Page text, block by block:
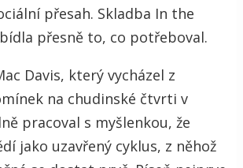
přesah. Skladba In the
přesně to, co potřeboval.
Davis, který vycházel z
na chudinské čtvrti v
pracoval s myšlenkou, že
jako uzavřený cyklus, z něhož